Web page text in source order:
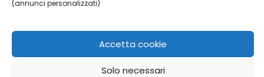
(annunci personalizzati)
Accetta cookie
Solo necessari
Claudia make-up | P.IVA: IT01691110082 | Milano, Italia | Claudia
Italiano